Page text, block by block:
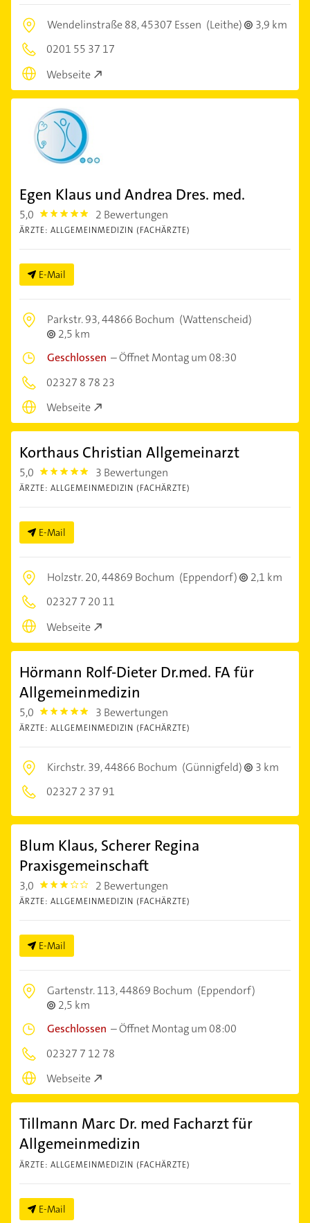
Wendelinstraße 88,45307 Essen (Leithe)
3,9 km
0201 55 37 17
Webseite
Egen Klaus und Andrea Dres. med.
5,0 5.0 2 Bewertungen
ÄRZTE: ALLGEMEINMEDIZIN (FACHÄRZTE)
E-Mail
Parkstr. 93,44866 Bochum (Wattenscheid)
2,5 km
Geschlossen –Öffnet Montag um 08:30
02327 8 78 23
Webseite
Korthaus Christian Allgemeinarzt
5,0 5.0 3 Bewertungen
ÄRZTE: ALLGEMEINMEDIZIN (FACHÄRZTE)
E-Mail
Holzstr. 20,44869 Bochum (Eppendorf)
2,1 km
02327 7 20 11
Webseite
Hörmann Rolf-Dieter Dr.med. FA für
Allgemeinmedizin
5,0 5.0 3 Bewertungen
ÄRZTE: ALLGEMEINMEDIZIN (FACHÄRZTE)
Kirchstr. 39,44866 Bochum (Günnigfeld)
3 km
02327 2 37 91
Blum Klaus, Scherer Regina
Praxisgemeinschaft
3,0 3.0 2 Bewertungen
ÄRZTE: ALLGEMEINMEDIZIN (FACHÄRZTE)
E-Mail
Gartenstr. 113,44869 Bochum (Eppendorf)
2,5 km
Geschlossen –Öffnet Montag um 08:00
02327 7 12 78
Webseite
Tillmann Marc Dr. med Facharzt für
Allgemeinmedizin
ÄRZTE: ALLGEMEINMEDIZIN (FACHÄRZTE)
E-Mail